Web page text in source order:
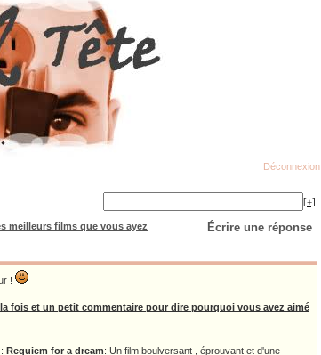
Déconnexion
[+]
Écrire une réponse
meilleurs films que vous ayez
!
fois et un petit commentaire pour dire pourquoi vous avez aimé
Requiem for a dream: Un film boulversant , éprouvant et d'une